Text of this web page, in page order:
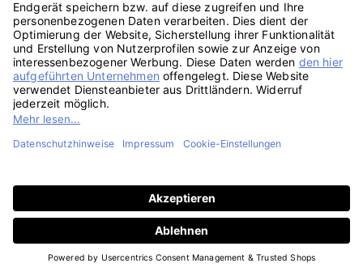
Rechteckiges Garten Lounge Sitzbank Sitzkissen
Polster nach Maß